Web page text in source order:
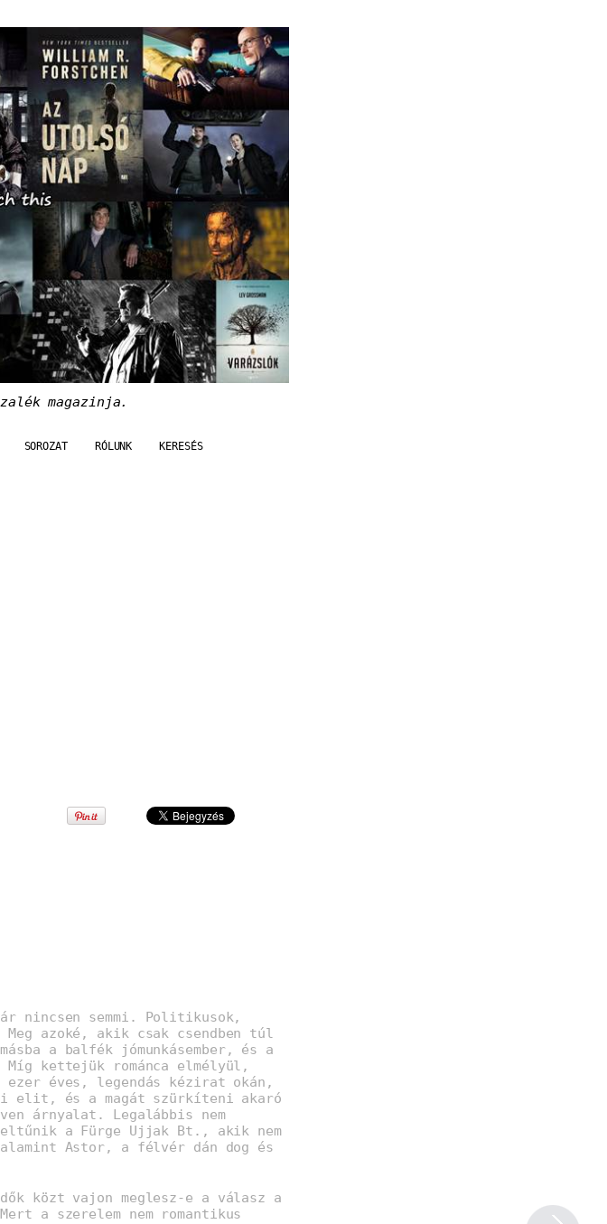
magazinja.
SOROZAT RÓLUNK KERESÉS
nincsen semmi. Politikusok,
azoké, akik csak csendben túl
a balfék jómunkásember, és a
Míg kettejük románca elmélyül,
éves, legendás kézirat okán,
elit, és a magát szürkíteni akaró
árnyalat. Legalábbis nem
a Fürge Ujjak Bt., akik nem
Astor, a félvér dán dog és
közt vajon meglesz-e a válasz a
a szerelem nem romantikus